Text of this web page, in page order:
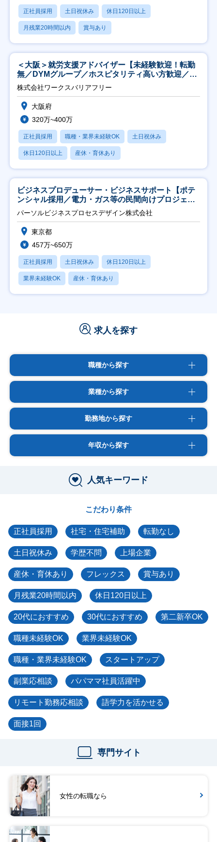
正社員採用 土日祝休み 休日120日以上
月残業20時間以内 賞与あり
＜大阪＞就労支援アドバイザー【未経験歓迎！転勤
無／DYMグループ／ホスピタリティ高い方歓迎／土
日祝】
株式会社ワークスバリアフリー
大阪府
320万~400万
正社員採用 職種・業界未経験OK 土日祝休み
休日120日以上 産休・育休あり
ビジネスプロデューサー・ビジネスサポート【ポテ
ンシャル採用／電力・ガス等の民間向けプロジェク
ト推進】
パーソルビジネスプロセスデザイン株式会社
東京都
457万~650万
正社員採用 土日祝休み 休日120日以上
業界未経験OK 産休・育休あり
求人を探す
職種から探す
業種から探す
勤務地から探す
年収から探す
人気キーワード
こだわり条件
正社員採用 社宅・住宅補助 転勤なし
土日祝休み 学歴不問 上場企業
産休・育休あり フレックス 賞与あり
月残業20時間以内 休日120日以上
20代におすすめ 30代におすすめ 第二新卒OK
職種未経験OK 業界未経験OK
職種・業界未経験OK スタートアップ
副業応相談 パパママ社員活躍中
リモート勤務応相談 語学力を活かせる
面接1回
専門サイト
女性の転職なら